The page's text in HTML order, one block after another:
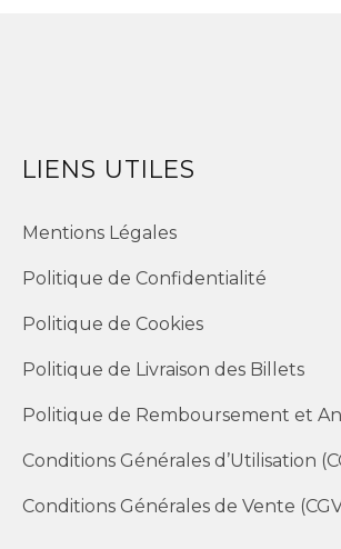
LIENS UTILES
Mentions Légales
Politique de Confidentialité
Politique de Cookies
Politique de Livraison des Billets
Politique de Remboursement et
Conditions Générales d’Utilisation
Conditions Générales de Vente